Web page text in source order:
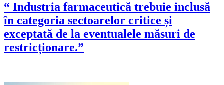
“ Industria farmaceutică trebuie inclusă
în categoria sectoarelor critice și
exceptată de la eventualele măsuri de
restricționare.”